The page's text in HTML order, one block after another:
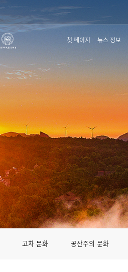
첫 페이지 뉴스 정보
고차 문화 공산주의 문화